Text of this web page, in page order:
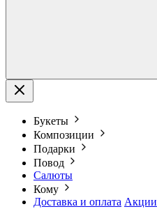
Букеты
Композиции
Подарки
Повод
Салюты
Кому
Доставка и оплата Акции